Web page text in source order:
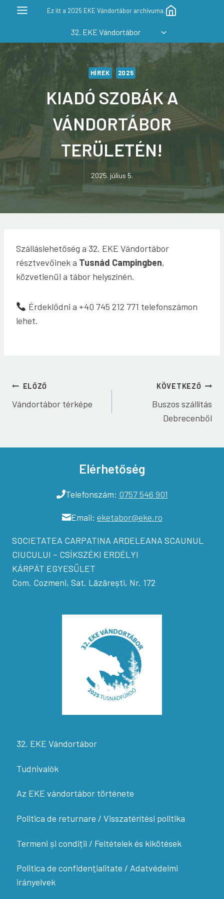
Ez itt a 2025 EKE Vándortábor archívuma.
32. EKE Vándortábor
HÍREK 2025
KIADÓ SZOBÁK A
VÁNDORTÁBOR
TERÜLETÉN!
2025. július 5.
Szálláslehetőség a 32. EKE Vándortábor
résztvevőinek a Tusnád Campingben,
közvetlenül a tábor helyszínén.
Érdeklődni a +40 745 212 771 telefonszámon
lehet.
Bejegyzés
navigáció
ELŐZŐ
Vándortábor térképe
KÖVETKEZŐ
Buszos szállítás
Debrecenből
Elérhetőség
Telefonszám: 0757 546 901
Email: eketabor@eke.ro
SOCIETATEA CARPATINA ARDELEANA SCAUNUL
CIUCULUI – CSÍKSZÉKI ERDÉLYI
KÁRPÁT EGYESÜLET
Com. Cozmeni, Sat. Lăzărești, Nr. 172
32. EKE Vándortábor
Tudnivalók
Az EKE vándortábor története
Politica de returnare / Visszatérítési politika
Termeni și condiții / Feltételek és kikötések
Politica de confidenţialitate / Adatvédelmi
irányelvek